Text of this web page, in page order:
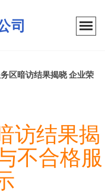
司
区暗访结果揭晓 企业荣
访结果揭
不合格服